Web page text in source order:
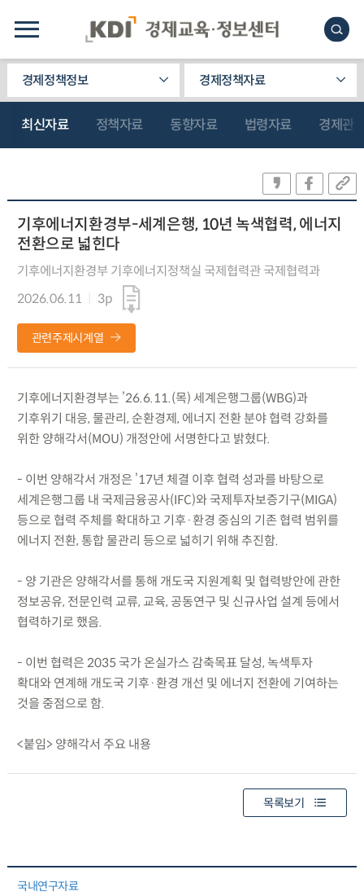
경제정책정보 경제정책자료
최신자료 정책자료 동향자료 법령자료 경제관
기후에너지환경부-세계은행, 10년 녹색협력, 에너지
전환으로 넓힌다
기후에너지환경부 기후에너지정책실 국제협력관 국제협력과
2026.06.11
3p
관련주제시계열
기후에너지환경부는 ’26.6.11.(목) 세계은행그룹(WBG)과
기후위기 대응, 물관리, 순환경제, 에너지 전환 분야 협력 강화를
위한 양해각서(MOU) 개정안에 서명한다고 밝혔다.
- 이번 양해각서 개정은 ’17년 체결 이후 협력 성과를 바탕으로
세계은행그룹 내 국제금융공사(IFC)와 국제투자보증기구(MIGA)
등으로 협력 주체를 확대하고 기후·환경 중심의 기존 협력 범위를
에너지 전환, 통합 물관리 등으로 넓히기 위해 추진함.
- 양 기관은 양해각서를 통해 개도국 지원계획 및 협력방안에 관한
정보공유, 전문인력 교류, 교육, 공동연구 및 신규사업 설계 등에서
협력하기로 했음.
- 이번 협력은 2035 국가 온실가스 감축목표 달성, 녹색투자
확대와 연계해 개도국 기후·환경 개선 및 에너지 전환에 기여하는
것을 중점으로 함.
<붙임> 양해각서 주요 내용
목록보기
국내연구자료